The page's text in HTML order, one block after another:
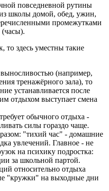
повседневной рутины
школы домой, обед, ужин,
промежутками
то здесь уместны такие
(например,
тренажёрного зала), то
устанавливается после
отдыхом выступает смена
обычного отдыха -
силы гораздо чаще.
"тихий час" - домашние
увлечений. Главное - не
на психику подростка:
за школьной партой.
относительно отдыха
"кружки" на выходные дни